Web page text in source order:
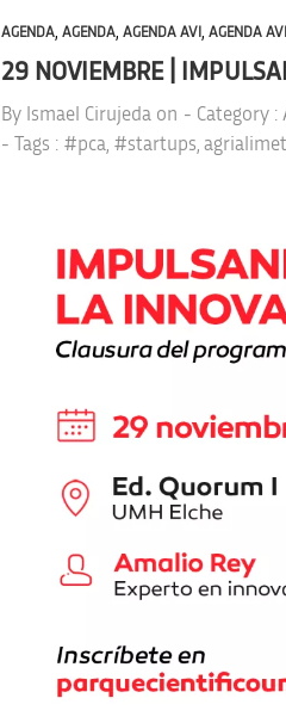
AGENDA, AGENDA, AGENDA AVI , AGENDA AVI
29 NOVIEMBRE |
By Ismael Cirujeda on - Category :
- Tags : #pca #startups